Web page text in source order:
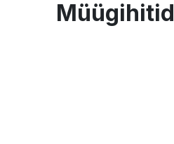
Müügihitid